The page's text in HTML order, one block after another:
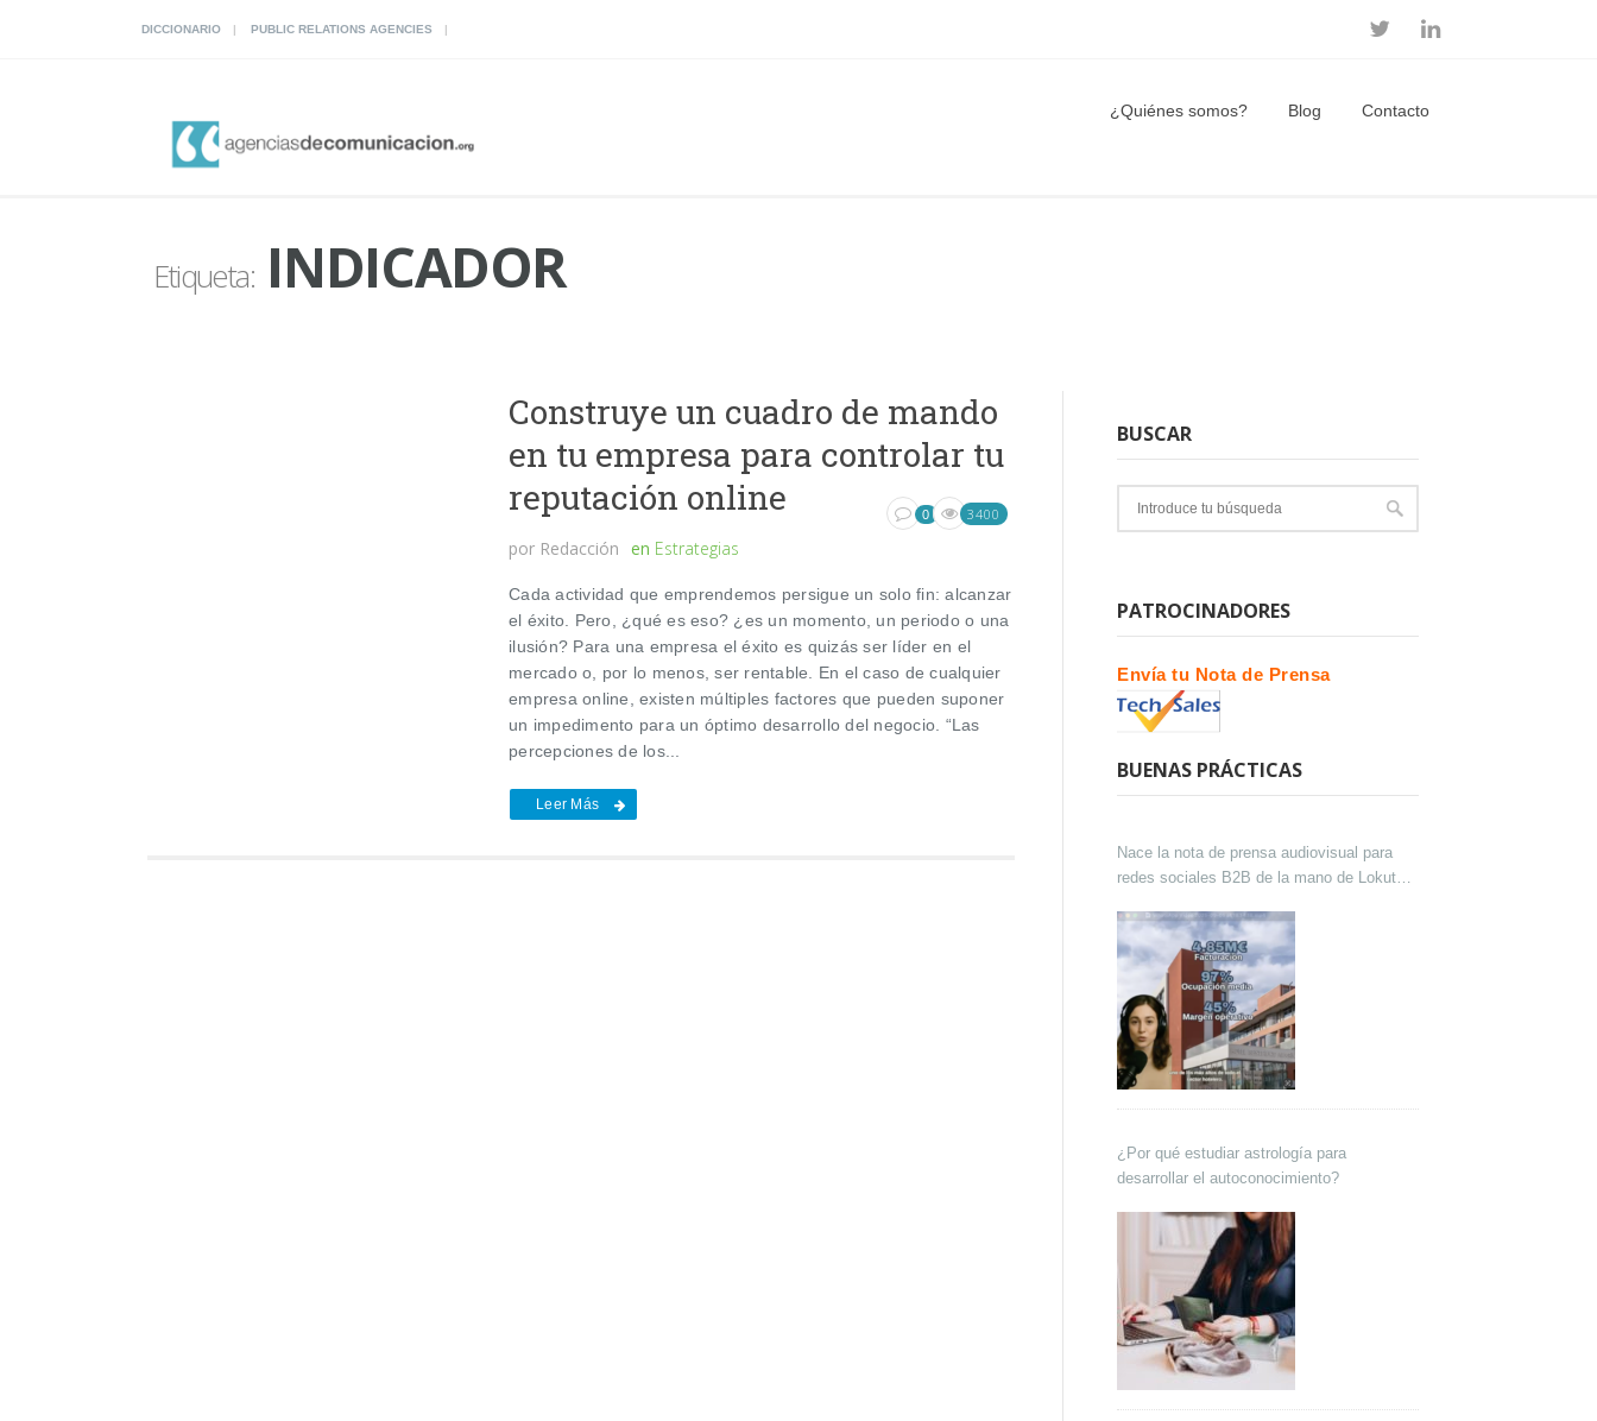
DICCIONARIO PUBLIC RELATIONS AGENCIES
¿Quiénes somos? Blog Contacto
Etiqueta:INDICADOR
Construye un cuadro de mando
en tu empresa para controlar tu
reputación online
por Redacción en Estrategias
0 3400
Cada actividad que emprendemos persigue un solo fin: alcanzar
el éxito. Pero, ¿qué es eso? ¿es un momento, un periodo o una
ilusión? Para una empresa el éxito es quizás ser líder en el
mercado o, por lo menos, ser rentable. En el caso de cualquier
empresa online, existen múltiples factores que pueden suponer
un impedimento para un óptimo desarrollo del negocio. “Las
percepciones de los...
Leer Más
BUSCAR
PATROCINADORES
Envía tu Nota de Prensa
BUENAS PRÁCTICAS
Nace la nota de prensa audiovisual para
redes sociales B2B de la mano de Lokutor
¿Por qué estudiar astrología para
desarrollar el autoconocimiento?